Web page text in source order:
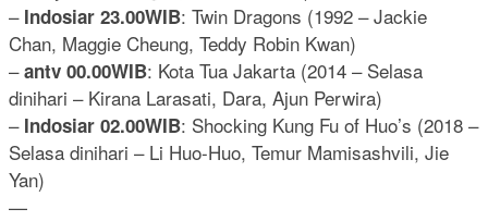
– Indosiar 23.00WIB: Twin Dragons (1992 – Jackie
Chan, Maggie Cheung, Teddy Robin Kwan)
–antv 00.00WIB: Kota Tua Jakarta (2014 – Selasa
dinihari – Kirana Larasati, Dara, Ajun Perwira)
– Indosiar 02.00WIB: Shocking Kung Fu of Huo’s (2018 –
Selasa dinihari – Li Huo-Huo, Temur Mamisashvili, Jie
Yan)
—